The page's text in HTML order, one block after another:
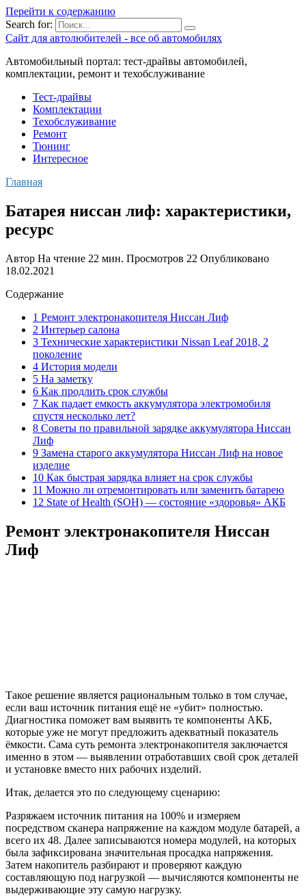
Перейти к содержанию
Search for:
Сайт для автолюбителей - все об автомобилях
Автомобильный портал: тест-драйвы автомобилей,
комплектации, ремонт и техобслуживание
Тест-драйвы
Комплектации
Техобслуживание
Ремонт
Тюнинг
Интересное
Главная
Батарея ниссан лиф: характеристики,
ресурс
Автор На чтение 22 мин. Просмотров 22 Опубликовано
18.02.2021
Содержание
1 Ремонт электронакопителя Ниссан Лиф
2 Интерьер салона
3 Технические характеристики Nissan Leaf 2018, 2
поколение
4 История модели
5 На заметку
6 Как продлить срок службы
7 Как падает емкость аккумулятора электромобиля
спустя несколько лет?
8 Советы по правильной зарядке аккумулятора Ниссан
Лиф
9 Замена старого аккумулятора Ниссан Лиф на новое
изделие
10 Как быстрая зарядка влияет на срок службы
11 Можно ли отремонтировать или заменить батарею
12 State of Health (SOH) — состояние «здоровья» АКБ
Ремонт электронакопителя Ниссан
Лиф
Такое решение является рациональным только в том случае,
если ваш источник питания ещё не «убит» полностью.
Диагностика поможет вам выявить те компоненты АКБ,
которые уже не могут предложить адекватный показатель
ёмкости. Сама суть ремонта электронакопителя заключается
именно в этом — выявлении отработавших свой срок деталей
и установке вместо них рабочих изделий.
Итак, делается это по следующему сценарию:
Разряжаем источник питания на 100% и измеряем
посредством сканера напряжение на каждом модуле батарей, а
всего их 48. Далее записываются номера модулей, на которых
была зафиксирована значительная просадка напряжения.
Затем накопитель разбирают и проверяют каждую
составляющую под нагрузкой — вычисляются компоненты не
выдерживающие эту самую нагрузку.